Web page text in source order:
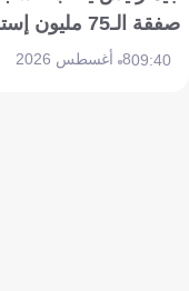
صفقة الـ75 مليون إسترليني؟
09:408 أغسطس 2026